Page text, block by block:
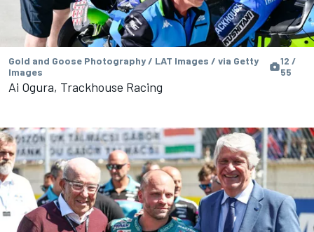
Gold and Goose Photography / LAT Images / via Getty
Images
12 /
55
Ai Ogura, Trackhouse Racing